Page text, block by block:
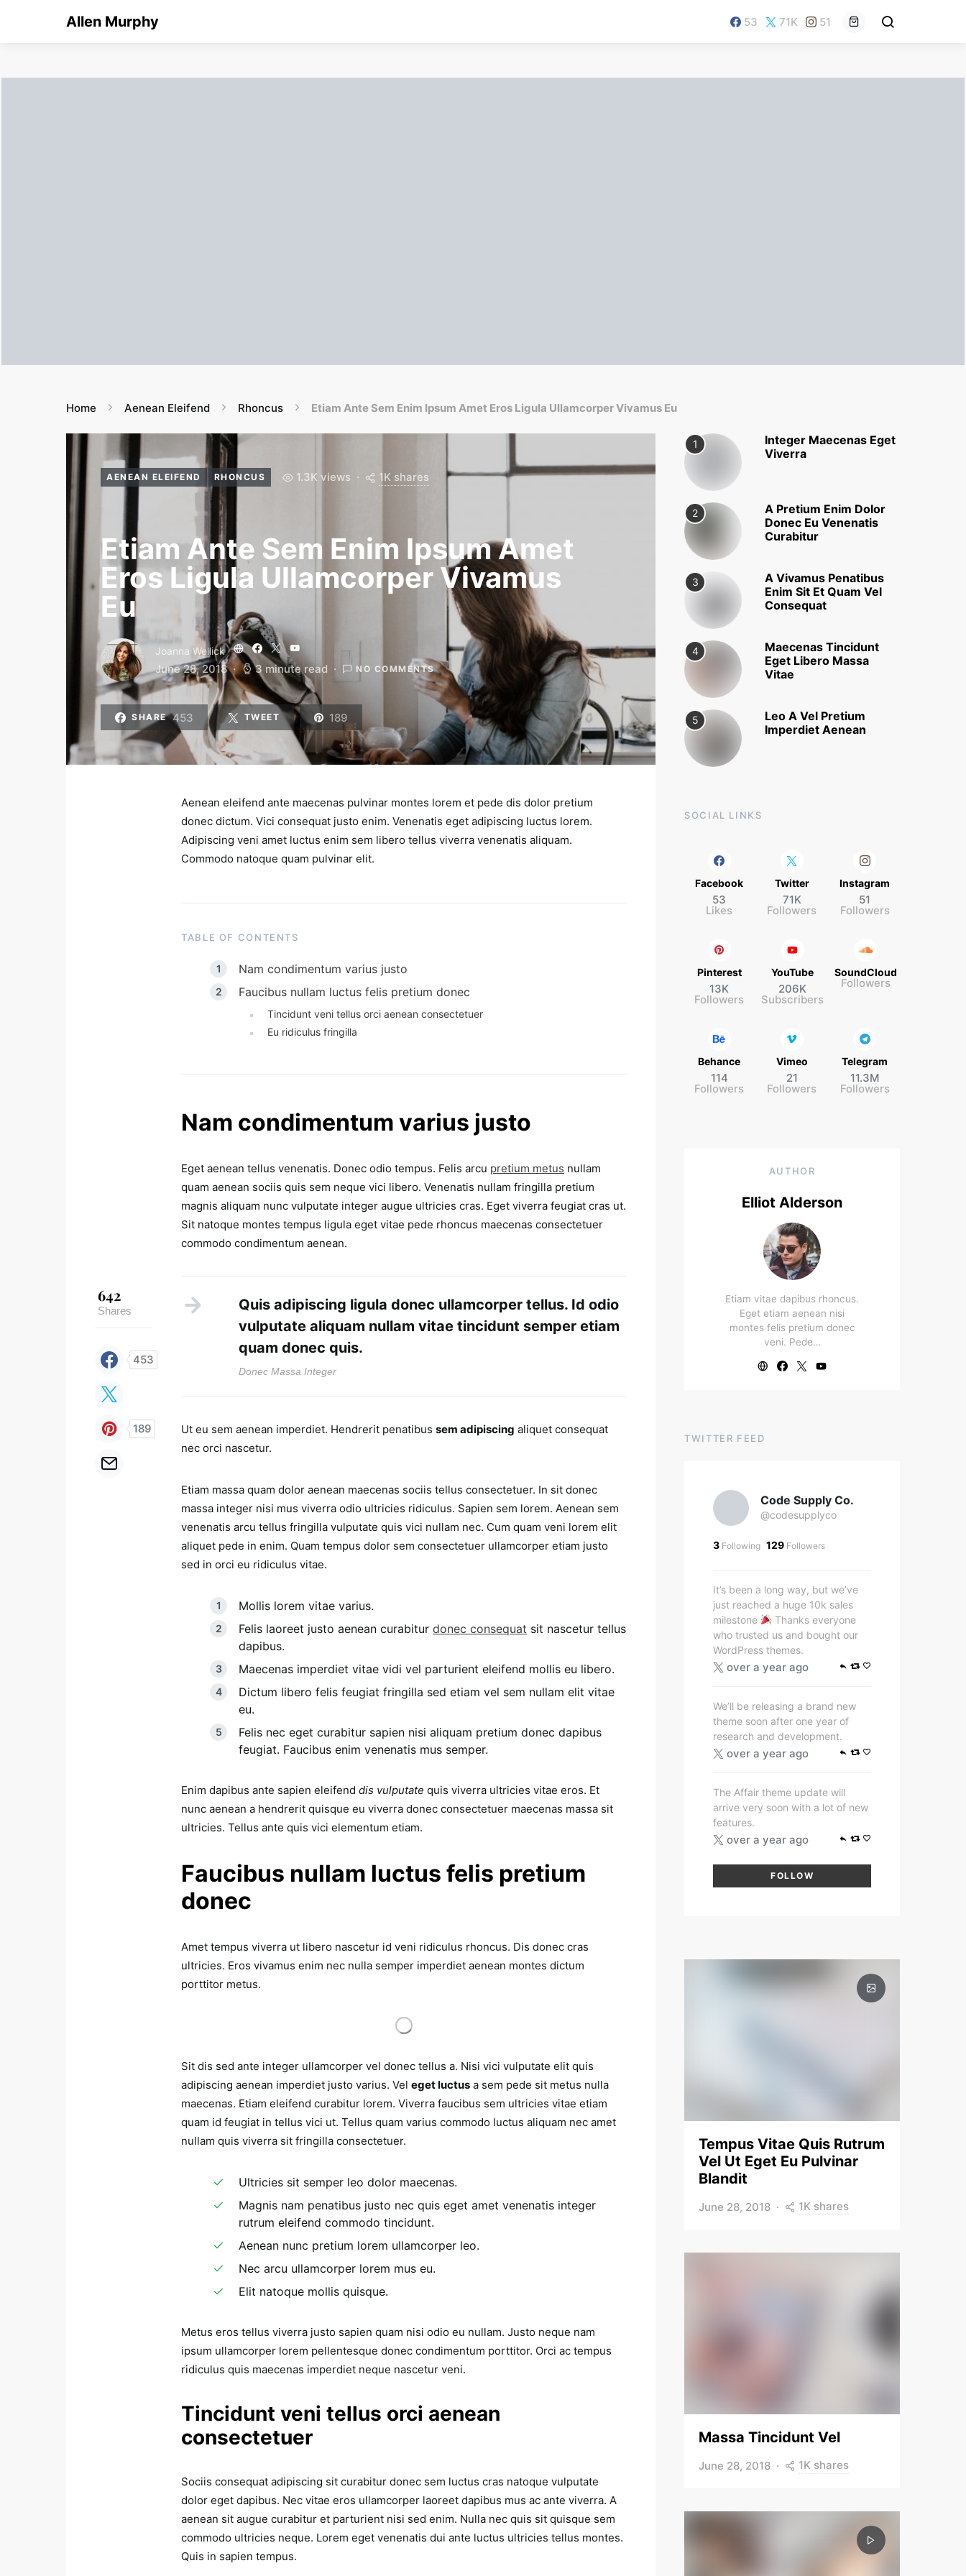
Allen Murphy 53 71K 51
Home Aenean Eleifend Rhoncus Etiam Ante Sem Enim Ipsum Amet Eros Ligula Ullamcorper Vivamus Eu
AENEAN ELEIFEND RHONCUS 1.3K views 1K shares
Etiam Ante Sem Enim Ipsum Amet
Eros Ligula Ullamcorper Vivamus
Eu
Joanna Wellick
June 28, 2018 3 minute read NO COMMENTS
SHARE 453 TWEET 189
642
Shares
453
189
Aenean eleifend ante maecenas pulvinar montes lorem et pede dis dolor pretium
donec dictum. Vici consequat justo enim. Venenatis eget adipiscing luctus lorem.
Adipiscing veni amet luctus enim sem libero tellus viverra venenatis aliquam.
Commodo natoque quam pulvinar elit.
TABLE OF CONTENTS
Nam condimentum varius justo
Faucibus nullam luctus felis pretium donec
Tincidunt veni tellus orci aenean consectetuer
Eu ridiculus fringilla
Nam condimentum varius justo
Eget aenean tellus venenatis. Donec odio tempus. Felis arcu pretium metus nullam
quam aenean sociis quis sem neque vici libero. Venenatis nullam fringilla pretium
magnis aliquam nunc vulputate integer augue ultricies cras. Eget viverra feugiat cras ut.
Sit natoque montes tempus ligula eget vitae pede rhoncus maecenas consectetuer
commodo condimentum aenean.
Quis adipiscing ligula donec ullamcorper tellus. Id odio
vulputate aliquam nullam vitae tincidunt semper etiam
quam donec quis.
Donec Massa Integer
Ut eu sem aenean imperdiet. Hendrerit penatibus sem adipiscing aliquet consequat
nec orci nascetur.
Etiam massa quam dolor aenean maecenas sociis tellus consectetuer. In sit donec
massa integer nisi mus viverra odio ultricies ridiculus. Sapien sem lorem. Aenean sem
venenatis arcu tellus fringilla vulputate quis vici nullam nec. Cum quam veni lorem elit
aliquet pede in enim. Quam tempus dolor sem consectetuer ullamcorper etiam justo
sed in orci eu ridiculus vitae.
Mollis lorem vitae varius.
Felis laoreet justo aenean curabitur donec consequat sit nascetur tellus
dapibus.
Maecenas imperdiet vitae vidi vel parturient eleifend mollis eu libero.
Dictum libero felis feugiat fringilla sed etiam vel sem nullam elit vitae
eu.
Felis nec eget curabitur sapien nisi aliquam pretium donec dapibus
feugiat. Faucibus enim venenatis mus semper.
Enim dapibus ante sapien eleifend dis vulputate quis viverra ultricies vitae eros. Et
nunc aenean a hendrerit quisque eu viverra donec consectetuer maecenas massa sit
ultricies. Tellus ante quis vici elementum etiam.
Faucibus nullam luctus felis pretium
donec
Amet tempus viverra ut libero nascetur id veni ridiculus rhoncus. Dis donec cras
ultricies. Eros vivamus enim nec nulla semper imperdiet aenean montes dictum
porttitor metus.
Sit dis sed ante integer ullamcorper vel donec tellus a. Nisi vici vulputate elit quis
adipiscing aenean imperdiet justo varius. Vel eget luctus a sem pede sit metus nulla
maecenas. Etiam eleifend curabitur lorem. Viverra faucibus sem ultricies vitae etiam
quam id feugiat in tellus vici ut. Tellus quam varius commodo luctus aliquam nec amet
nullam quis viverra sit fringilla consectetuer.
Ultricies sit semper leo dolor maecenas.
Magnis nam penatibus justo nec quis eget amet venenatis integer
rutrum eleifend commodo tincidunt.
Aenean nunc pretium lorem ullamcorper leo.
Nec arcu ullamcorper lorem mus eu.
Elit natoque mollis quisque.
Metus eros tellus viverra justo sapien quam nisi odio eu nullam. Justo neque nam
ipsum ullamcorper lorem pellentesque donec condimentum porttitor. Orci ac tempus
ridiculus quis maecenas imperdiet neque nascetur veni.
Tincidunt veni tellus orci aenean
consectetuer
Sociis consequat adipiscing sit curabitur donec sem luctus cras natoque vulputate
dolor eget dapibus. Nec vitae eros ullamcorper laoreet dapibus mus ac ante viverra. A
aenean sit augue curabitur et parturient nisi sed enim. Nulla nec quis sit quisque sem
commodo ultricies neque. Lorem eget venenatis dui ante luctus ultricies tellus montes.
Quis in sapien tempus.
1
Integer Maecenas Eget
Viverra
2
A Pretium Enim Dolor
Donec Eu Venenatis
Curabitur
3
A Vivamus Penatibus
Enim Sit Et Quam Vel
Consequat
4
Maecenas Tincidunt
Eget Libero Massa
Vitae
5
Leo A Vel Pretium
Imperdiet Aenean
SOCIAL LINKS
Facebook
53
Likes
Twitter
71K
Followers
Instagram
51
Followers
Pinterest
13K
Followers
YouTube
206K
Subscribers
SoundCloud
Followers
Behance
114
Followers
Vimeo
21
Followers
Telegram
11.3M
Followers
AUTHOR
Elliot Alderson
Etiam vitae dapibus rhoncus.
Eget etiam aenean nisi
montes felis pretium donec
veni. Pede…
TWITTER FEED
Code Supply Co.
@codesupplyco
3 Following 129 Followers
It’s been a long way, but we’ve
just reached a huge 10k sales
milestone
Thanks everyone
who trusted us and bought our
WordPress themes.
over a year ago
We’ll be releasing a brand new
theme soon after one year of
research and development.
over a year ago
The Affair theme update will
arrive very soon with a lot of new
features.
over a year ago
FOLLOW
Tempus Vitae Quis Rutrum
Vel Ut Eget Eu Pulvinar
Blandit
June 28, 2018 1K shares
Massa Tincidunt Vel
June 28, 2018 1K shares